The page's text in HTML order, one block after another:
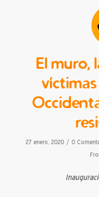
El muro,
27 enero, 2020 / 0